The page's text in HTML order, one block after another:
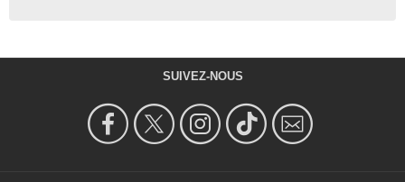
SUIVEZ-NOUS